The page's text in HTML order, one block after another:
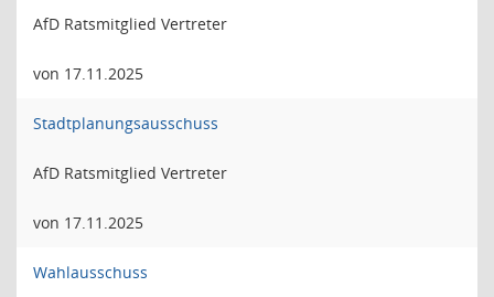
AfD Ratsmitglied Vertreter
von 17.11.2025
Stadtplanungsausschuss
AfD Ratsmitglied Vertreter
von 17.11.2025
Wahlausschuss